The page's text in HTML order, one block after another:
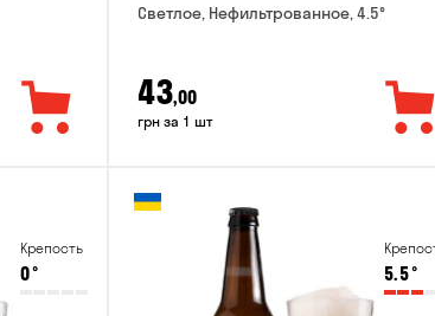
Светлое, Нефильтрованное, 4.5°
43,00
грн за 1 шт
Крепость
0° 5.5°